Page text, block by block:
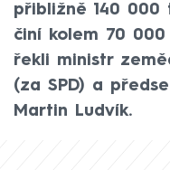
přibližně 140 000
činí kolem 70
řekli ministr
(za SPD) a
Martin Ludvík.